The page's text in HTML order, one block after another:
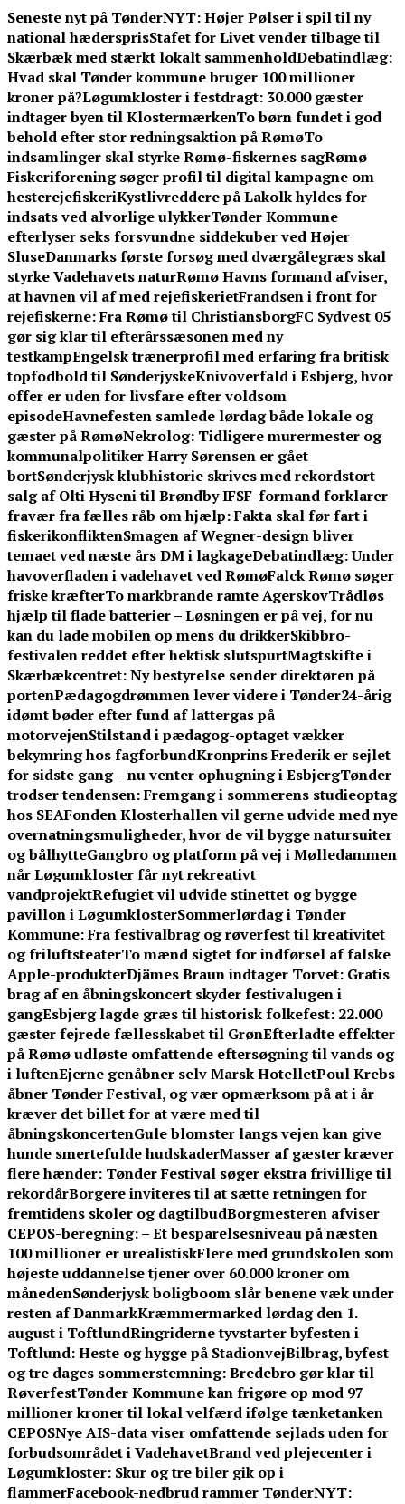
Skip
to
content
Seneste nyt på TønderNYT:Højer Pølser i spil til ny
national hædersprisStafet for Livet vender tilbage til
Skærbæk med stærkt lokalt sammenholdDebatindlæg:
Hvad skal Tønder kommune bruger 100 millioner
kroner på?Løgumkloster i festdragt: 30.000 gæster
indtager byen til KlostermærkenTo børn fundet i god
behold efter stor redningsaktion på RømøTo
indsamlinger skal styrke Rømø-fiskernes sagRømø
Fiskeriforening søger profil til digital kampagne om
hesterejefiskeriKystlivreddere på Lakolk hyldes for
indsats ved alvorlige ulykkerTønder Kommune
efterlyser seks forsvundne siddekuber ved Højer
SluseDanmarks første forsøg med dværgålegræs skal
styrke Vadehavets naturRømø Havns formand afviser,
at havnen vil af med rejefiskerietFrandsen i front for
rejefiskerne: Fra Rømø til ChristiansborgFC Sydvest 05
gør sig klar til efterårssæsonen med ny
testkampEngelsk trænerprofil med erfaring fra britisk
topfodbold til SønderjyskeKnivoverfald i Esbjerg, hvor
offer er uden for livsfare efter voldsom
episodeHavnefesten samlede lørdag både lokale og
gæster på RømøNekrolog: Tidligere murermester og
kommunalpolitiker Harry Sørensen er gået
bortSønderjysk klubhistorie skrives med rekordstort
salg af Olti Hyseni til Brøndby IFSF-formand forklarer
fravær fra fælles råb om hjælp: Fakta skal før fart i
fiskerikonfliktenSmagen af Wegner-design bliver
temaet ved næste års DM i lagkageDebatindlæg: Under
havoverfladen i vadehavet ved RømøFalck Rømø søger
friske kræfterTo markbrande ramte AgerskovTrådløs
hjælp til flade batterier – Løsningen er på vej, for nu
kan du lade mobilen op mens du drikkerSkibbro-
festivalen reddet efter hektisk slutspurtMagtskifte i
Skærbækcentret: Ny bestyrelse sender direktøren på
portenPædagogdrømmen lever videre i Tønder24-årig
idømt bøder efter fund af lattergas på
motorvejenStilstand i pædagog-optaget vækker
bekymring hos fagforbundKronprins Frederik er sejlet
for sidste gang – nu venter ophugning i EsbjergTønder
trodser tendensen: Fremgang i sommerens studieoptag
hos SEAFonden Klosterhallen vil gerne udvide med nye
overnatningsmuligheder, hvor de vil bygge natursuiter
og bålhytteGangbro og platform på vej i Mølledammen
når Løgumkloster får nyt rekreativt
vandprojektRefugiet vil udvide stinettet og bygge
pavillon i LøgumklosterSommerlørdag i Tønder
Kommune: Fra festivalbrag og røverfest til kreativitet
og friluftsteaterTo mænd sigtet for indførsel af falske
Apple-produkterDjämes Braun indtager Torvet: Gratis
brag af en åbningskoncert skyder festivalugen i
gangEsbjerg lagde græs til historisk folkefest: 22.000
gæster fejrede fællesskabet til GrønEfterladte effekter
på Rømø udløste omfattende eftersøgning til vands og
i luftenEjerne genåbner selv Marsk HotelletPoul Krebs
åbner Tønder Festival, og vær opmærksom på at i år
kræver det billet for at være med til
åbningskoncertenGule blomster langs vejen kan give
hunde smertefulde hudskaderMasser af gæster kræver
flere hænder: Tønder Festival søger ekstra frivillige til
rekordårBorgere inviteres til at sætte retningen for
fremtidens skoler og dagtilbudBorgmesteren afviser
CEPOS-beregning: – Et besparelsesniveau på næsten
100 millioner er urealistiskFlere med grundskolen som
højeste uddannelse tjener over 60.000 kroner om
månedenSønderjysk boligboom slår benene væk under
resten af DanmarkKræmmermarked lørdag den 1.
august i ToftlundRingriderne tyvstarter byfesten i
Toftlund: Heste og hygge på StadionvejBilbrag, byfest
og tre dages sommerstemning: Bredebro gør klar til
RøverfestTønder Kommune kan frigøre op mod 97
millioner kroner til lokal velfærd ifølge tænketanken
CEPOSNye AIS-data viser omfattende sejlads uden for
forbudsområdet i VadehavetBrand ved plejecenter i
Løgumkloster: Skur og tre biler gik op i
flammerFacebook-nedbrud rammer TønderNYT: